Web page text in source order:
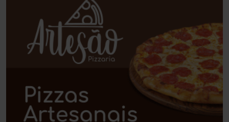
Poções (182)
Polícia Civil (57)
Polícia Militar (27)
Política (03)